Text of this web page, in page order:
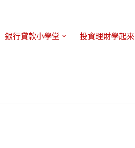
銀行貸款小學堂 投資理財學起來